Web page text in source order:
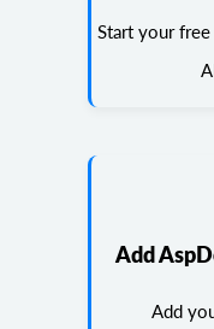
Start your
Add
Add